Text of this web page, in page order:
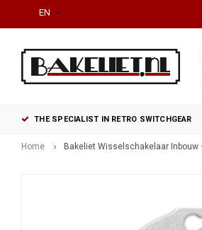
EN
THE SPECIALIST IN RETRO SWITCHGEAR
Home Bakeliet Wisselschakelaar